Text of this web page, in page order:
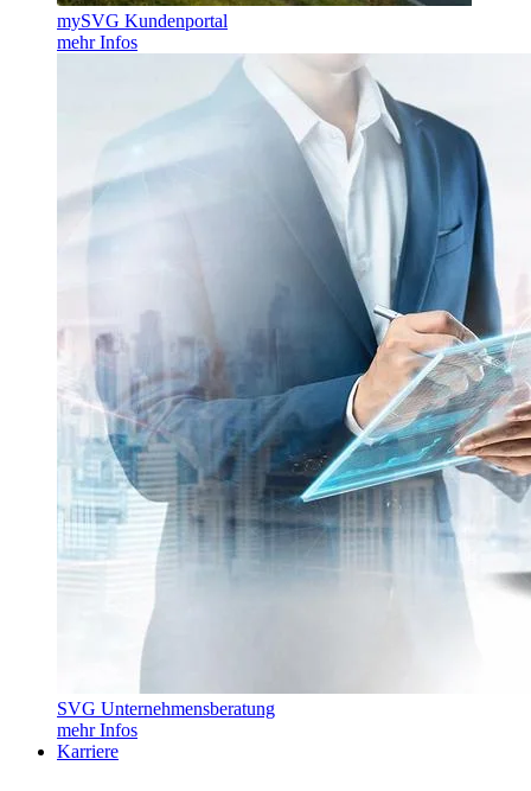
mySVG Kundenportal
mehr Infos
SVG Unternehmensberatung
mehr Infos
Karriere